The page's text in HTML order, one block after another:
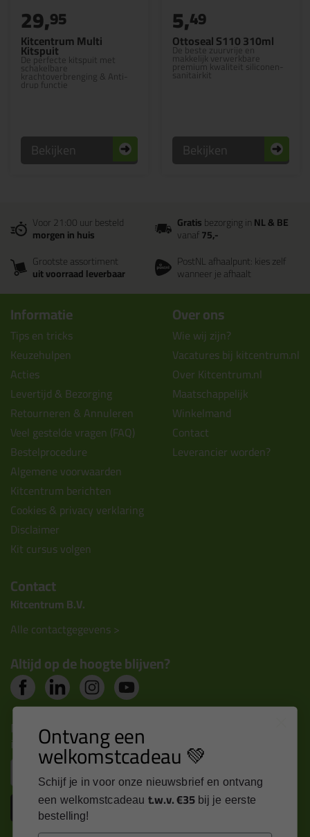
Kitcentrum Multi
Kitspuit
De perfecte kitspuit met
schakelbare
krachtoverbrenging & Anti-
drup functie
29,95
Bekijken
Ottoseal S110 310ml
De beste zuurvrije en
makkelijk verwerkbare
premium kwaliteit siliconen-
sanitairkit
5,49
Bekijken
Voor 21:00 uur besteld
morgen in huis
Gratisbezorging inNL & BE
vanaf75,-
Grootste assortiment
uit voorraad leverbaar
PostNL afhaalpunt: kies zelf
wanneer je afhaalt
Informatie
Tips en tricks
Keuzehulpen
Acties
Levertijd & Bezorging
Retourneren & Annuleren
Veel gestelde vragen (FAQ)
Bestelprocedure
Algemene voorwaarden
Kitcentrum berichten
Cookies & privacy verklaring
Disclaimer
Kit cursus volgen
Over ons
Wie wij zijn?
Vacatures bij kitcentrum.nl
Over Kitcentrum.nl
Maatschappelijk
Winkelmand
Contact
Leverancier worden?
Contact
Kitcentrum B.V.
Alle contactgegevens >
Altijd op de hoogte blijven?
Nieuws, tips en exclusieve deals rechtstreeks in je
inbox
Inschrijven
Ontvang een
welkomstcadeau 💚
Schijf je in voor onze nieuwsbrief en ontvang
een welkomstcadeau t.w.v. €35 bij je eerste
bestelling!